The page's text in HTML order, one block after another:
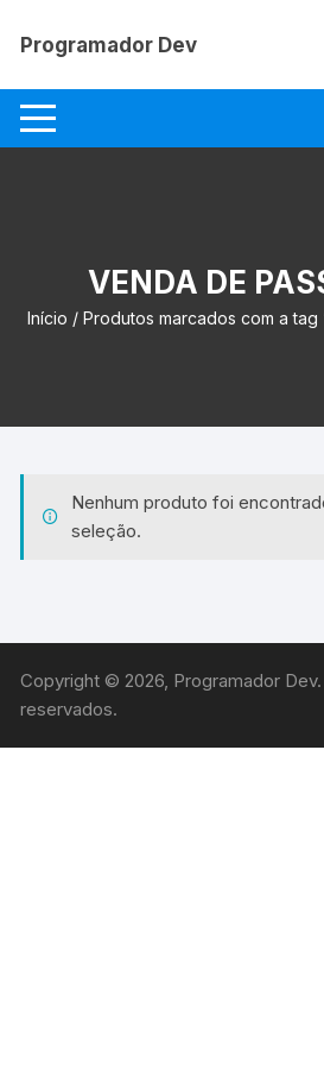
paraProgramador Dev
VENDA DE
Início / Produtos marcados com a
Nenhum produto foi
seleção.
Copyright © 2026, Programador
reservados.